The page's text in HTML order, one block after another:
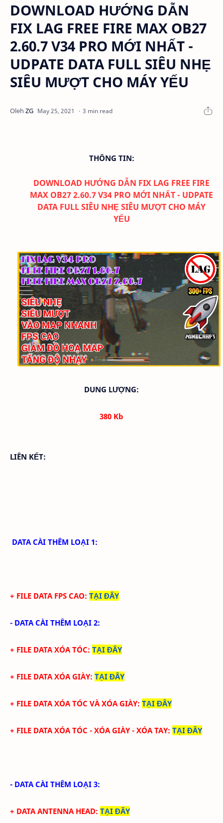
DOWNLOAD HƯỚNG DẪN
FIX LAG FREE FIRE MAX OB27
2.60.7 V34 PRO MỚI NHẤT -
UDPATE DATA FULL SIÊU NHẸ
SIÊU MƯỢT CHO MÁY YẾU
3 min read
THÔNG TIN:
DOWNLOAD HƯỚNG DẪN FIX LAG FREE FIRE
MAX OB27 2.60.7 V34 PRO MỚI NHẤT - UDPATE
DATA FULL SIÊU NHẸ SIÊU MƯỢT CHO MÁY
YẾU
DUNG LƯỢNG:
380 Kb
LIÊN KẾT:
DATA CÀI THÊM LOẠI 1:
+ FILE DATA FPS CAO: TẠI ĐÂY
- DATA CÀI THÊM LOẠI 2:
+ FILE DATA XÓA TÓC: TẠI ĐÂY
+ FILE DATAXÓA GIÀY: TẠI ĐÂY
+ FILE DATAXÓA TÓC VÀ XÓA GIÀY: TẠI ĐÂY
+ FILE DATAXÓA TÓC - XÓA GIÀY - XÓA TAY: TẠI ĐÂY
- DATA CÀI THÊM LOẠI 3:
+ DATA ANTENNA HEAD: TẠI ĐÂY